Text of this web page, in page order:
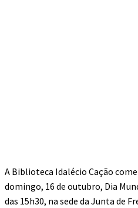
A Biblioteca Idalécio Cação
domingo, 16 de outubro, Dia
das 15h30, na sede da Junta de